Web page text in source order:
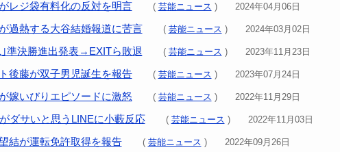
レジ袋有料化の反対を明言 ( 芸能ニュース ) 2024年04月06日
過熱する大谷結婚報道に苦言 ( 芸能ニュース ) 2024年03月02日
｣準決勝進出発表→EXITら敗退 ( 芸能ニュース ) 2023年11月23日
後藤が双子男児誕生を報告 ( 芸能ニュース ) 2023年07月24日
嫁いびりエピソードに激怒 ( 芸能ニュース ) 2022年11月29日
ダサいと思うLINEに小藪反応 ( 芸能ニュース ) 2022年11月03日
結が運転免許取得を報告 ( 芸能ニュース ) 2022年09月26日